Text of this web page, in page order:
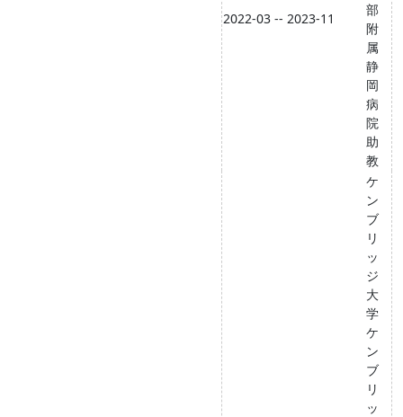
2022-03 -- 2023-11
部
附
属
静
岡
病
院
助
教
ケ
ン
ブ
リ
ッ
ジ
大
学
ケ
ン
ブ
リ
ッ